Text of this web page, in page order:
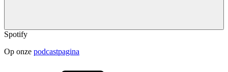
Spotify
Op onze podcastpagina